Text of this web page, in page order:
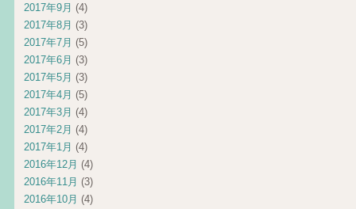
2017年9月 (4)
2017年8月 (3)
2017年7月 (5)
2017年6月 (3)
2017年5月 (3)
2017年4月 (5)
2017年3月 (4)
2017年2月 (4)
2017年1月 (4)
2016年12月 (4)
2016年11月 (3)
2016年10月 (4)